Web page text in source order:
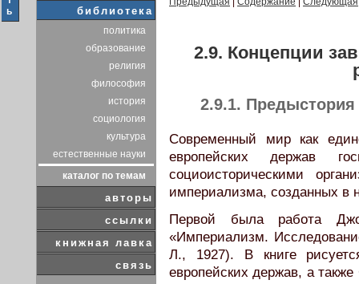
ь
библиотека
политика
образование
религия
философия
история
социология
культура
естественные науки
каталог по темам
авторы
ссылки
книжная лавка
связь
2.9. Концепции
2.9.1.
Современный мир как
европейских держав
социоисторическими
империализма, созданных в
Первой была работа
«Империализм.
Л., 1927). В книге
европейских держав, а